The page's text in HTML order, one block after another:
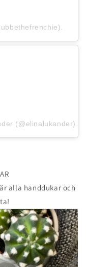
(@elinalukander).
alla handdukar och